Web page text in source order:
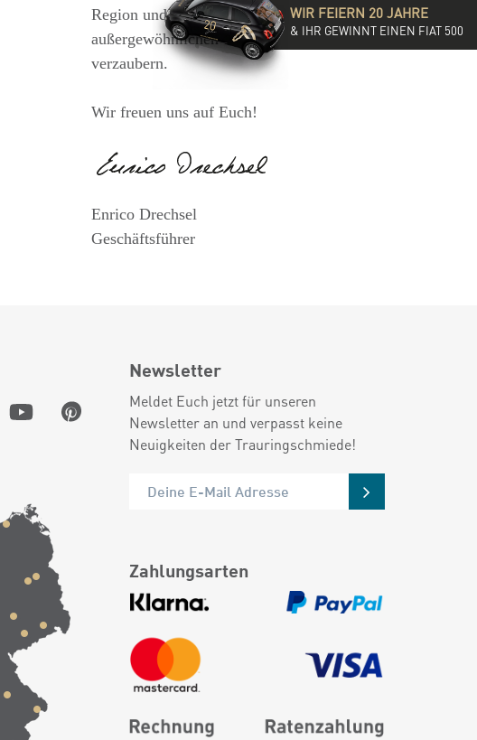
Region und lasst Euch von der
außergewöhnlichen Vielfalt unserer Ringe
verzaubern.
Wir freuen uns auf Euch!
Enrico Drechsel
Geschäftsführer
Newsletter
Meldet Euch jetzt für unseren
Newsletter an und verpasst keine
Neuigkeiten der Trauringschmiede!
Zahlungsarten
WIR FEIERN 20 JAHRE
& IHR GEWINNT EINEN FIAT 500